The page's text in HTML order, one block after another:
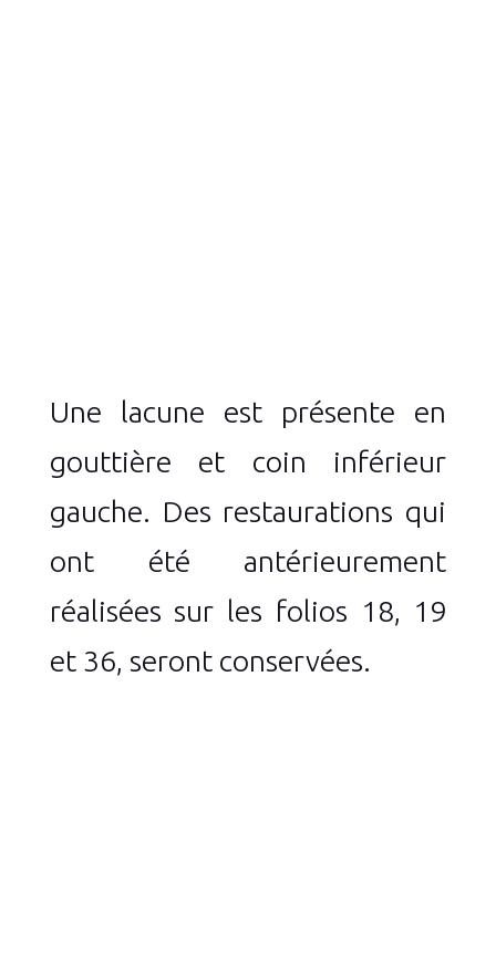
Une lacune est présente en
gouttière et coin inférieur
gauche. Des restaurations qui
ont été antérieurement
réalisées sur les folios 18, 19
et 36, seront conservées.